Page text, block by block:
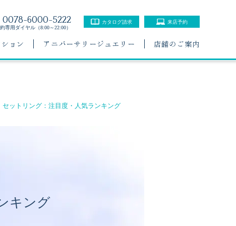
0078-6000-5222
専用ダイヤル（8:00～22:00）
カタログ請求 来店予約
ョン アニバーサリージュエリー 店舗のご案内
セットリング：注目度・人気ランキング
キング